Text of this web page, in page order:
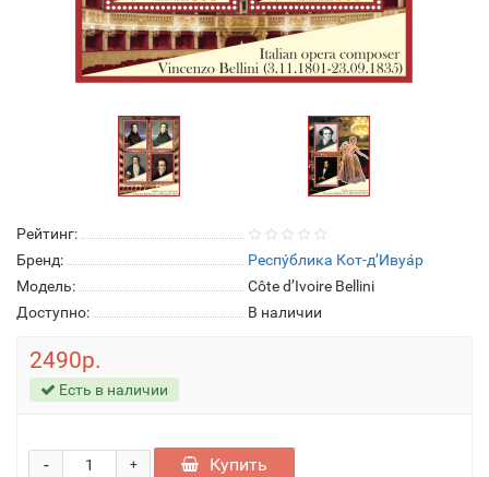
Рейтинг:
Бренд:
Респу́блика Кот-д’Ивуа́р
Модель:
Côte d’Ivoire Bellini
Доступно:
В наличии
2490р.
Есть в наличии
+
- Купить